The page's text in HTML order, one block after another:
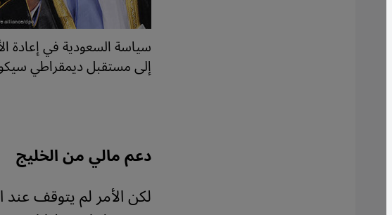
سياسة السعودية في إعادة
إلى مستقبل ديمقراطي
دعم مالي من الخليج
لكن الأمر لم يتوقف عند